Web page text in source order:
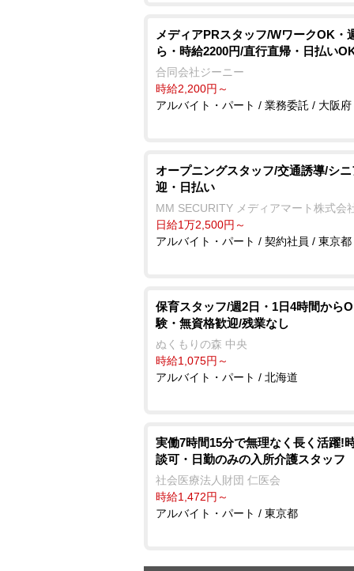
メディアPRスタッフ/WワークOK・
ら・時給2200円/直行直帰・日払い
合同会社ジーニー
時給2,200円～
アルバイト・パート / 業務委託 / 大阪府
オープニングスタッフ/交通誘導/シ
迎・日払い
MM SECURITY メディアマート株式会
日給1万2,500円～
アルバイト・パート / 契約社員 / 東京都
保育スタッフ/週2日・1日4時間から
験・無資格歓迎/残業なし
ぬくもりの森 中央
時給1,075円～
アルバイト・パート / 北海道
実働7時間15分で無理なく長く活躍!
談可・日勤のみの入所介護スタッフ
社会医療法人財団 仁医会
時給1,472円～
アルバイト・パート / 東京都